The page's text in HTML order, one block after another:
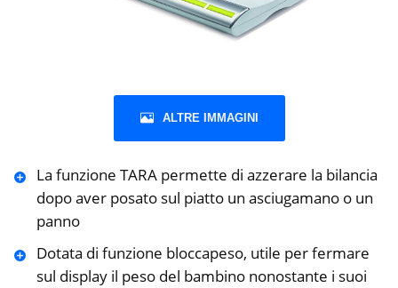
ALTRE IMMAGINI
La funzione TARA permette di azzerare la bilancia
dopo aver posato sul piatto un asciugamano o un
panno
Dotata di funzione bloccapeso, utile per fermare
sul display il peso del bambino nonostante i suoi